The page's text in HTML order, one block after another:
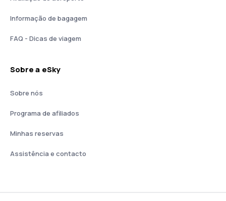
Informação de bagagem
FAQ - Dicas de viagem
Sobre a eSky
Sobre nós
Programa de afiliados
Minhas reservas
Assistência e contacto